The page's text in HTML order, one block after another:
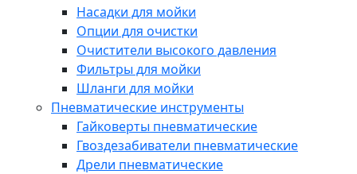
Насадки для мойки
Опции для очистки
Очистители высокого давления
Фильтры для мойки
Шланги для мойки
Пневматические инструменты
Гайковерты пневматические
Гвоздезабиватели пневматические
Дрели пневматические